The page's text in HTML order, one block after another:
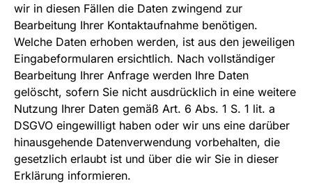
wir in diesen Fällen die Daten zwingend zur
Bearbeitung Ihrer Kontaktaufnahme benötigen.
Welche Daten erhoben werden, ist aus den jeweiligen
Eingabeformularen ersichtlich. Nach vollständiger
Bearbeitung Ihrer Anfrage werden Ihre Daten
gelöscht, sofern Sie nicht ausdrücklich in eine weitere
Nutzung Ihrer Daten gemäß Art. 6 Abs. 1 S. 1 lit. a
DSGVO eingewilligt haben oder wir uns eine darüber
hinausgehende Datenverwendung vorbehalten, die
gesetzlich erlaubt ist und über die wir Sie in dieser
Erklärung informieren.